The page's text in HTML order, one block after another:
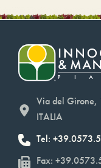
Via del Girone,
ITALIA
Tel:
Fax: